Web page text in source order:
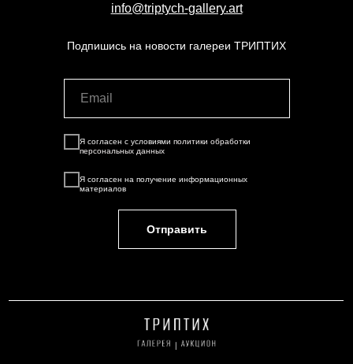
info@triptych-gallery.art
Подпишись на новости галереи ТРИПТИХ
Я согласен с условиями политики обработки
персональных данных
Я согласен на получение информационных
материалов
Отправить